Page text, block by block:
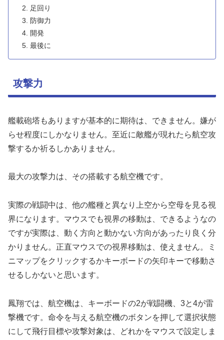
足回り
防御力
開発
最後に
攻撃力
艦載砲塔もありますが基本的に期待は、できません。嫌が
らせ程度にしかなりません。至近に敵艦が現れたら航空攻
撃するか祈るしかありません。
最大の攻撃力は、その搭載する航空機です。
実際の戦闘中は、他の艦種と異なり上空から空母を見る視
界になります。マウスでも視界の移動は、できるようなの
ですが実際は、動く方向と動かない方向があったり良く分
かりません。正直マウスでの視界移動は、使えません。ミ
ニマップをクリックするかキーボードの矢印キーで移動さ
せるしかないと思います。
鳳翔では、航空機は、キーボードの2が戦闘機、3と4が雷
撃機です。命令を与える航空機のボタンを押して選択状態
にして飛行目標や攻撃対象は、どれかをマウスで設定しま